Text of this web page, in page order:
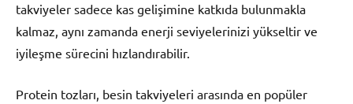
takviyeler sadece kas gelişimine katkıda bulunmakla
kalmaz, aynı zamanda enerji seviyelerinizi yükseltir ve
iyileşme sürecini hızlandırabilir.
Protein tozları, besin takviyeleri arasında en popüler